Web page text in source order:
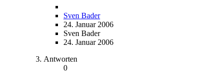
Sven Bader
24. Januar 2006
Sven Bader
24. Januar 2006
Antworten
0